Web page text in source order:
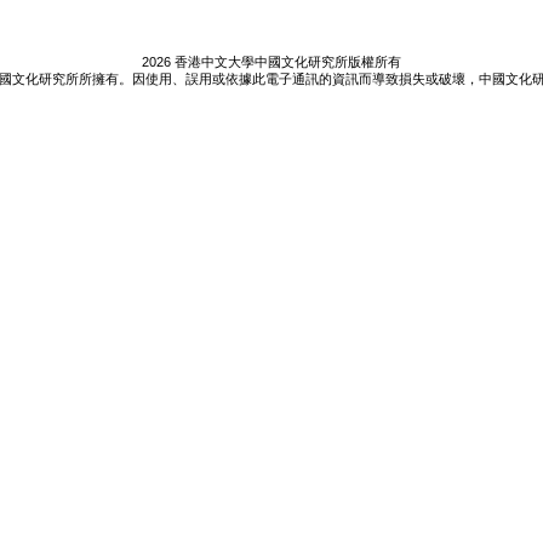
2026 香港中文大學中國文化研究所版權所有
文化研究所所擁有。因使用、誤用或依據此電子通訊的資訊而導致損失或破壞，中國文化研